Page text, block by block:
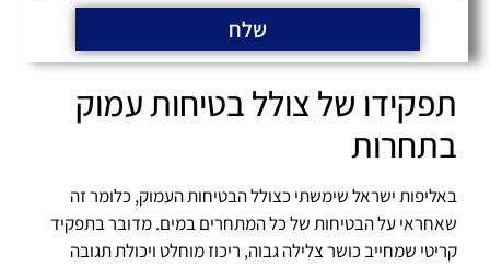
שלח
תפקידו של צולל בטיחות עמוק
בתחרות
באליפות ישראל שימשתי כצולל הבטיחות העמוק, כלומר זה
שאחראי על הבטיחות של כל המתחרים במים. מדובר בתפקיד
קריטי שמחייב כושר צלילה גבוה, ריכוז מוחלט ויכולת תגובה